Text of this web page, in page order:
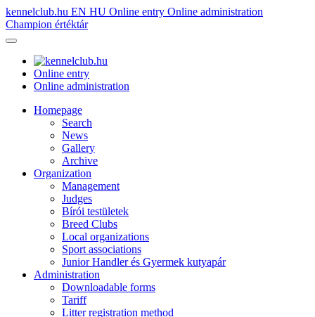
kennelclub.hu EN HU Online entry Online administration
Champion értéktár
Online entry
Online administration
Homepage
Search
News
Gallery
Archive
Organization
Management
Judges
Bírói testületek
Breed Clubs
Local organizations
Sport associations
Junior Handler és Gyermek kutyapár
Administration
Downloadable forms
Tariff
Litter registration method